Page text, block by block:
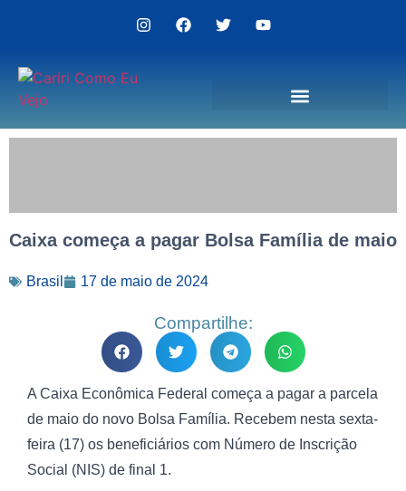
Caixa começa a pagar Bolsa Família de maio
Brasil 17 de maio de 2024
Compartilhe:
A Caixa Econômica Federal começa a pagar a parcela
de maio do novo Bolsa Família. Recebem nesta sexta-
feira (17) os beneficiários com Número de Inscrição
Social (NIS) de final 1.